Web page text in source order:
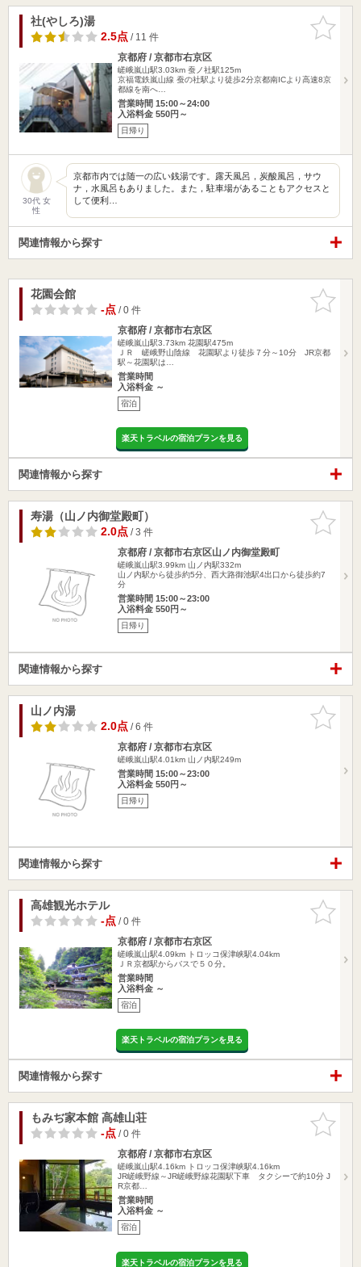
お気に入
りに追加
社(やしろ)湯
2.5点/ 11 件
京都府 / 京都市右京区
嵯峨嵐山駅3.03km 蚕ノ社駅125m
京福電鉄嵐山線 蚕の社駅より徒歩2分京都南ICより高速8京
都線を南へ…
営業時間 15:00～24:00
入浴料金 550円～
日帰り
30代 女
性
京都市内では随一の広い銭湯です。露天風呂，炭酸風呂，サウ
ナ，水風呂もありました。また，駐車場があることもアクセスと
して便利…
関連情報から探す
お気に入
りに追加
花園会館
-点/ 0 件
京都府 / 京都市右京区
嵯峨嵐山駅3.73km 花園駅475m
ＪＲ 嵯峨野山陰線 花園駅より徒歩７分～10分 JR京都
駅～花園駅は…
営業時間
入浴料金 ～
宿泊
楽天トラベルの宿泊プランを見る
関連情報から探す
お気に入
りに追加
寿湯（山ノ内御堂殿町）
2.0点/ 3 件
京都府 / 京都市右京区山ノ内御堂殿町
嵯峨嵐山駅3.99km 山ノ内駅332m
山ノ内駅から徒歩約5分、西大路御池駅4出口から徒歩約7
分
営業時間 15:00～23:00
入浴料金 550円～
日帰り
関連情報から探す
お気に入
りに追加
山ノ内湯
2.0点/ 6 件
京都府 / 京都市右京区
嵯峨嵐山駅4.01km 山ノ内駅249m
営業時間 15:00～23:00
入浴料金 550円～
日帰り
関連情報から探す
お気に入
りに追加
高雄観光ホテル
-点/ 0 件
京都府 / 京都市右京区
嵯峨嵐山駅4.09km トロッコ保津峡駅4.04km
ＪＲ京都駅からバスで５０分。
営業時間
入浴料金 ～
宿泊
楽天トラベルの宿泊プランを見る
関連情報から探す
お気に入
りに追加
もみぢ家本館 高雄山荘
-点/ 0 件
京都府 / 京都市右京区
嵯峨嵐山駅4.16km トロッコ保津峡駅4.16km
JR嵯峨野線～JR嵯峨野線花園駅下車 タクシーで約10分 J
R京都…
営業時間
入浴料金 ～
宿泊
楽天トラベルの宿泊プランを見る